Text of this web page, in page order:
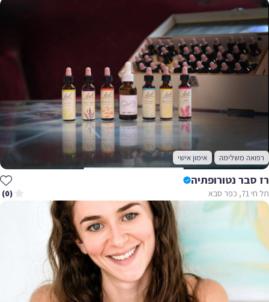
רפואה משלימה אימון אישי
רז סבר נטורופתיה
תל חי 71, כפר סבא (0)